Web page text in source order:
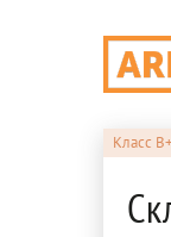
Класс B+